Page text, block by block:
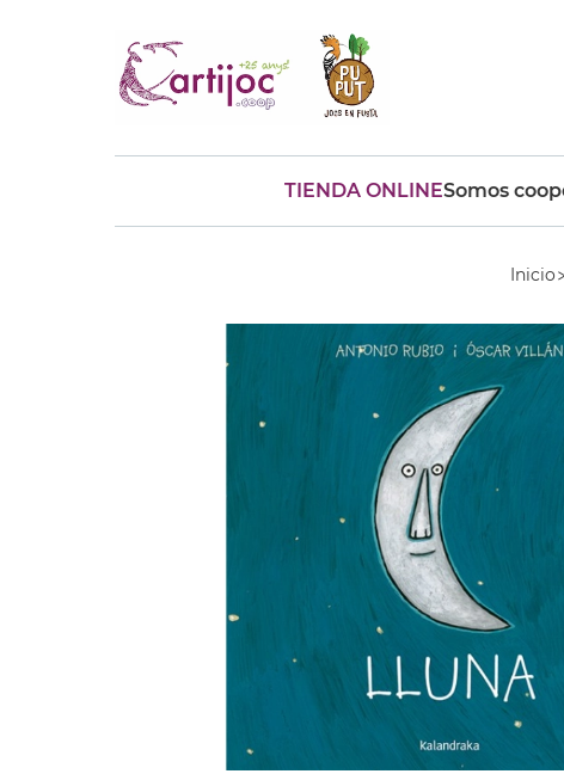
Puzzle
Botella
TIENDA ONLINESomos
Inicio